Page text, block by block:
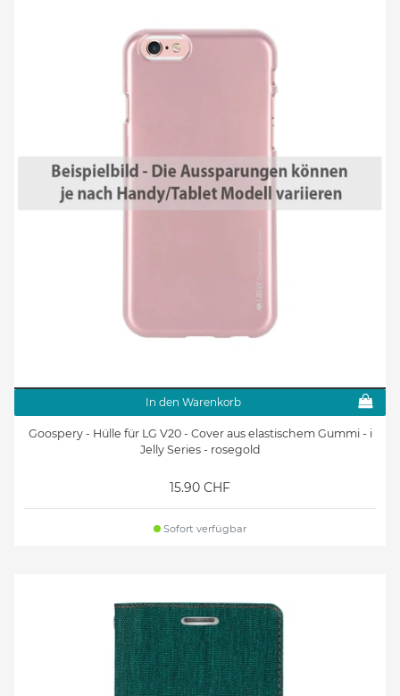
In den Warenkorb
Goospery - Hülle für LG V20 - Cover aus elastischem Gummi - i
Jelly Series - rosegold
15.90 CHF
Sofort verfügbar